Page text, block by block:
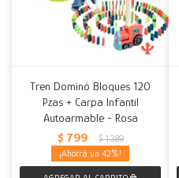
Tren Dominó Bloques 120
Pzas + Carpa Infantil
Autoarmable - Rosa
$ 799 $ 1.389
42